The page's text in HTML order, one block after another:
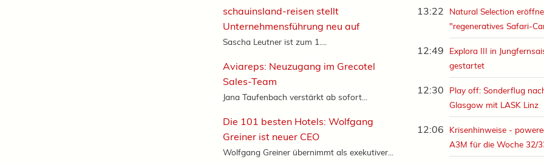
13:22
Natural Selection
"regeneratives Safari-
12:49
Explora III in
gestartet
12:30
Play off: Sonderflug
Glasgow mit LASK Linz
12:06
Krisenhinweise -
A3M für die Woche 32/
schauinsland-reisen stellt
Unternehmensführung neu auf
Sascha Leutner ist zum 1....
Aviareps: Neuzugang im Grecotel
Sales-Team
Jana Taufenbach verstärkt ab sofort...
Die 101 besten Hotels: Wolfgang
Greiner ist neuer CEO
Wolfgang Greiner übernimmt als exekutiver...